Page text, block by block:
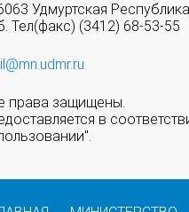
Удмуртская
Тел(факс) (3412) 68-53-55
права защищены.
в